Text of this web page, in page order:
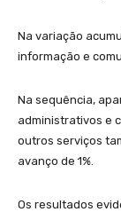
Na variação
informação e
Na sequência,
administrativos e
outros serviços
avanço de 1%.
Os resultados